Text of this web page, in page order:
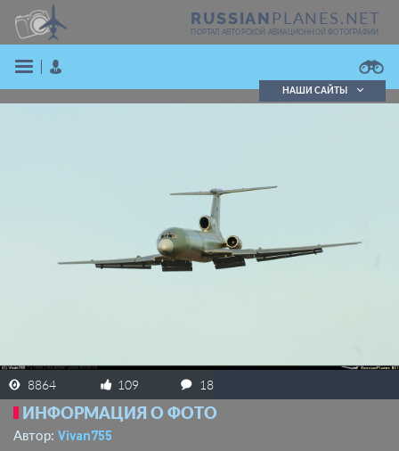
RUSSIAN PLANES.NET
ПОРТАЛ АВТОРСКОЙ АВИАЦИОННОЙ ФОТОГРАФИИ
НАШИ САЙТЫ
8864 109 18
ИНФОРМАЦИЯ О ФОТО
Автор: Vivan755